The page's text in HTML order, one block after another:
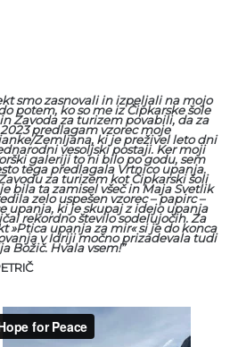
smo zasnovali in izpeljali na mojo
potem, ko so me iz Čipkarske šole
Zavoda za turizem povabili, da za
predlagam vzorec moje
Zemljana, ki je preživel leto dni
vesoljski postaji. Ker moji
galeriji to ni bilo po godu, sem
tega predlagala Vrtnico upanja.
za turizem kot Čipkarski šoli
bila ta zamisel všeč in Maja Svetlik
zelo uspešen vzorec – papirc –
upanja, ki je skupaj z idejo upanja
rekordno število sodelujočih. Za
»Ptica upanja za mir« si je do konca
v Idriji močno prizadevala tudi
Božič. Hvala vsem!”